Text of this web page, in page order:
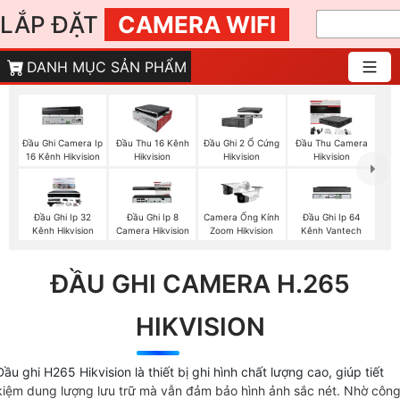
LẮP ĐẶT CAMERA WIFI
DANH MỤC SẢN PHẨM
Đầu Ghi Camera Ip
16 Kênh Hikvision
Đầu Thu 16 Kênh
Hikvision
Đầu Ghi 2 Ổ Cứng
Hikvision
Đầu Thu Camera
Hikvision
Đầu Ghi Ip 32
Kênh Hikvision
Đầu Ghi Ip 8
Camera Hikvision
Camera Ống Kính
Zoom Hikvision
Đầu Ghi Ip 64
Kênh Vantech
ĐẦU GHI CAMERA H.265
HIKVISION
ghi H265 Hikvision là thiết bị ghi hình chất lượng cao, giúp tiết
dung lượng lưu trữ mà vẫn đảm bảo hình ảnh sắc nét. Nhờ công